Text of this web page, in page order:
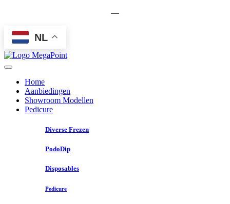
—
NL
Home
Aanbiedingen
Showroom Modellen
Pedicure
Diverse Frezen
PodoDip
Disposables
Pedicure